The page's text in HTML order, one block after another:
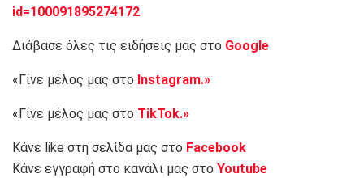
id=100091895274172
Διάβασε όλες τις ειδήσεις μας στο Google
«Γίνε μέλος μας στο Instagram.»
«Γίνε μέλος μας στο TikTok.»
Κάνε like στη σελίδα μας στο Facebook
Κάνε εγγραφή στο κανάλι μας στο Youtube